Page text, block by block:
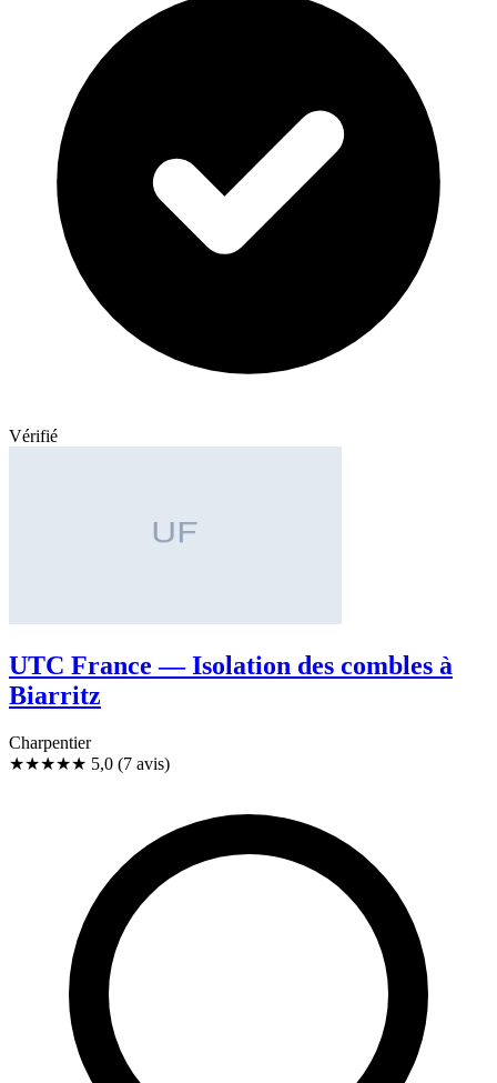
Vérifié
UTC France — Isolation des combles à
Biarritz
Charpentier
★★★★★ 5,0 (7 avis)